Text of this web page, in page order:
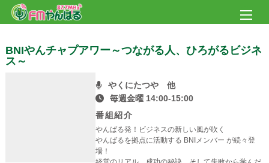
BNIやんチャプアワー～つながる人、ひろがるビジネ
ス～
やくにたつや 他
毎週金曜 14:00-15:00
番組紹介
やんばる発！ビジネスの新しい風が吹く
やんばるを拠点に活動する BNIメンバー が続々登
場！